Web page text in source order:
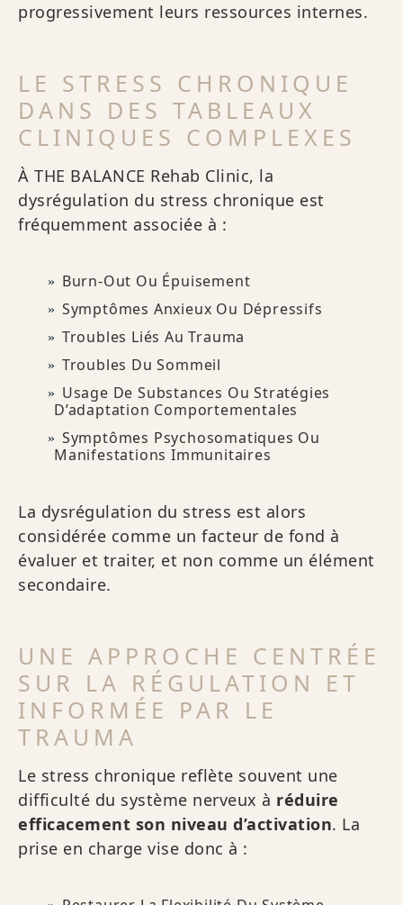
progressivement leurs ressources internes.
LE STRESS CHRONIQUE
DANS DES TABLEAUX
CLINIQUES COMPLEXES
À THE BALANCE Rehab Clinic, la
dysrégulation du stress chronique est
fréquemment associée à :
Burn-Out Ou Épuisement
Symptômes Anxieux Ou Dépressifs
Troubles Liés Au Trauma
Troubles Du Sommeil
Usage De Substances Ou Stratégies
D’adaptation Comportementales
Symptômes Psychosomatiques Ou
Manifestations Immunitaires
La dysrégulation du stress est alors
considérée comme un facteur de fond à
évaluer et traiter, et non comme un élément
secondaire.
UNE APPROCHE CENTRÉE
SUR LA RÉGULATION ET
INFORMÉE PAR LE
TRAUMA
Le stress chronique reflète souvent une
difficulté du système nerveux à réduire
efficacement son niveau d’activation. La
prise en charge vise donc à :